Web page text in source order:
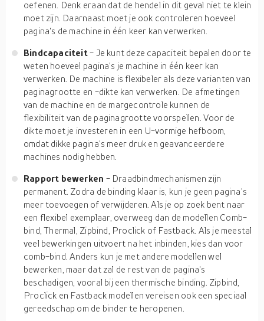
oefenen. Denk eraan dat de hendel in dit geval niet te klein
moet zijn. Daarnaast moet je ook controleren hoeveel
pagina's de machine in één keer kan verwerken.
Bindcapaciteit- Je kunt deze capaciteit bepalen door te
weten hoeveel pagina's je machine in één keer kan
verwerken. De machine is flexibeler als deze varianten van
paginagrootte en -dikte kan verwerken. De afmetingen
van de machine en de margecontrole kunnen de
flexibiliteit van de paginagrootte voorspellen. Voor de
dikte moet je investeren in een U-vormige hefboom,
omdat dikke pagina's meer druk en geavanceerdere
machines nodig hebben.
Rapport bewerken - Draadbindmechanismen zijn
permanent. Zodra de binding klaar is, kun je geen pagina's
meer toevoegen of verwijderen. Als je op zoek bent naar
een flexibel exemplaar, overweeg dan de modellen Comb-
bind, Thermal, Zipbind, Proclick of Fastback. Als je meestal
veel bewerkingen uitvoert na het inbinden, kies dan voor
comb-bind. Anders kun je met andere modellen wel
bewerken, maar dat zal de rest van de pagina's
beschadigen, vooral bij een thermische binding. Zipbind,
Proclick en Fastback modellen vereisen ook een speciaal
gereedschap om de binder te heropenen.